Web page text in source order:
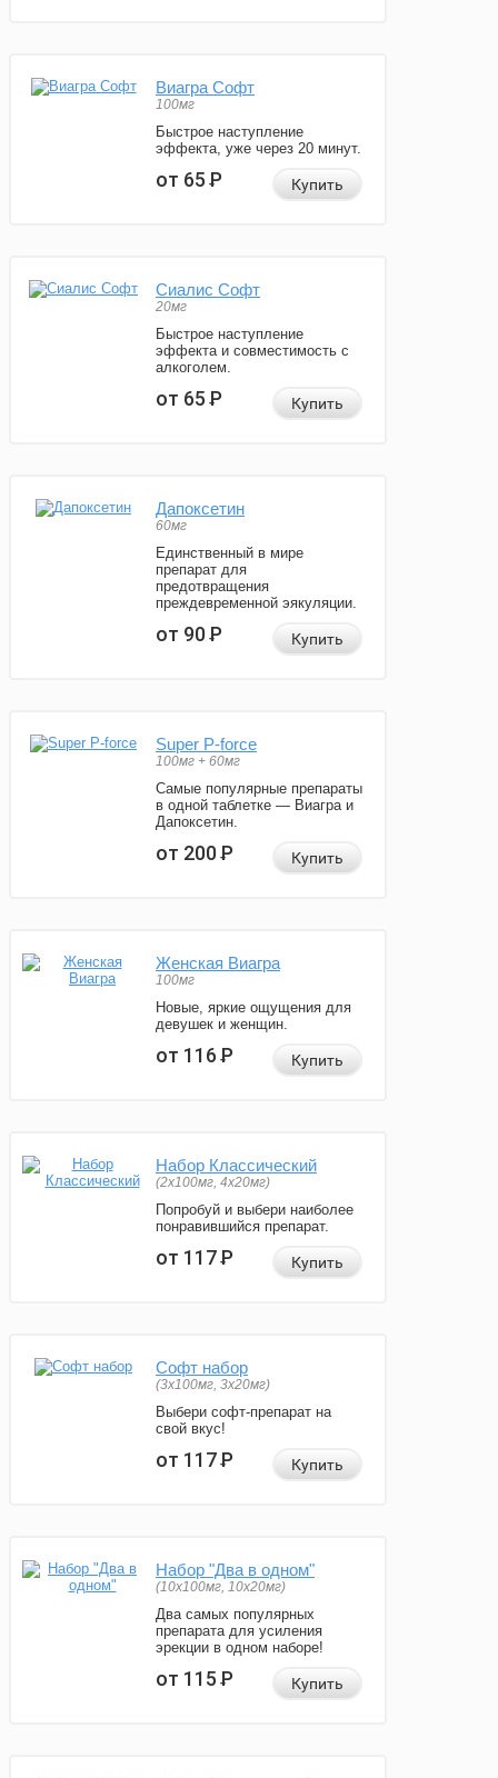
Виагра Софт
100мг
Быстрое наступление
эффекта, уже через 20 минут.
от 65Р Купить
Сиалис Софт
20мг
Быстрое наступление
эффекта и совместимость с
алкоголем.
от 65Р Купить
Дапоксетин
60мг
Единственный в мире
препарат для
предотвращения
преждевременной эякуляции.
от 90Р Купить
Super P-force
100мг + 60мг
Самые популярные препараты
в одной таблетке — Виагра и
Дапоксетин.
от 200Р Купить
Женская Виагра
100мг
Новые, яркие ощущения для
девушек и женщин.
от 116Р Купить
Набор Классический
(2x100мг, 4x20мг)
Попробуй и выбери наиболее
понравившийся препарат.
от 117Р Купить
Софт набор
(3x100мг, 3x20мг)
Выбери софт-препарат на
свой вкус!
от 117Р Купить
Набор "Два в одном"
(10x100мг, 10x20мг)
Два самых популярных
препарата для усиления
эрекции в одном наборе!
от 115Р Купить